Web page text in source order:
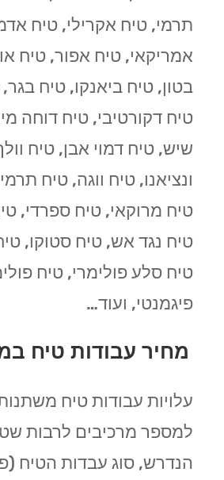
תרמי, טיח אקרילי, טיח
אמריקאי, טיח אפור, טיח
בטון, טיח ביאנקו, טיח
טיח דקורטיבי, טיח דוחה
שיש, טיח דמוי אבן, טיח
ונציאנו, טיח ווגה, טיח
טיח מרוקאי, טיח ספרדי,
טיח נגד אש, טיח סטוקו,
טיח סלע פולימרי, טיח
פיגמנטי, ועוד…
מחיר עבודות טיח
עלויות עבודות טיח
למספר מרכיבים לרבות
הנדרש, סוג עבדות הטיח